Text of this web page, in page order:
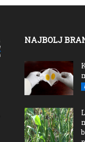
NAJBOLJ